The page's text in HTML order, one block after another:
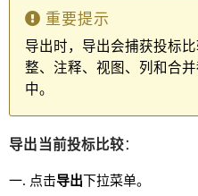
重要提示
导出时，导出会捕获投标
整、注释、视图、列和合
中。
导出当前投标比较：
点击导出下拉菜单。